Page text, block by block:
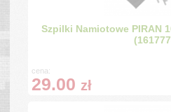
Szpilki Namiotowe PIRAN
cena:
29.00 zł